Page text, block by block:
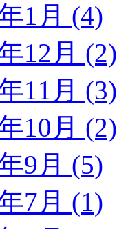
1月 (4)
12月 (2)
11月 (3)
10月 (2)
9月 (5)
7月 (1)